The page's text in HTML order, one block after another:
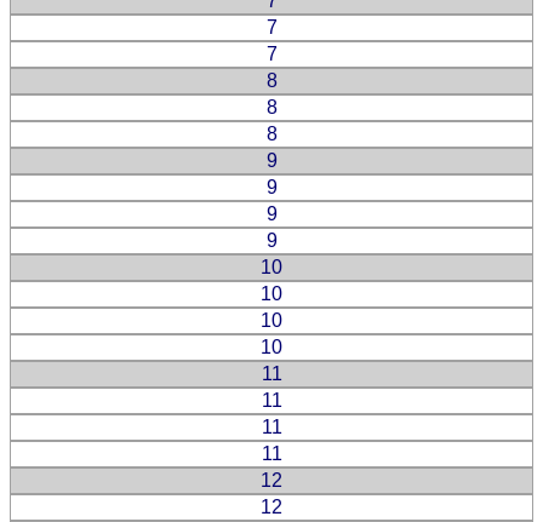
7
7
8
8
8
9
9
9
9
10
10
10
10
11
11
11
11
12
12